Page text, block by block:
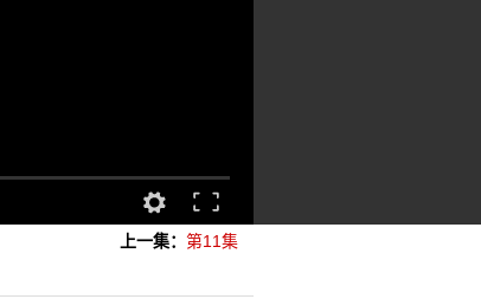
上一集： 第11集